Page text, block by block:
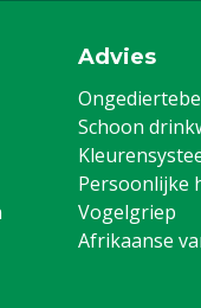
Advies
Schoon
Persoonlijke
Vogelgriep
Afrikaanse